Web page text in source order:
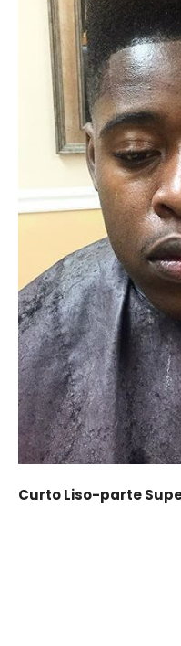
Curto Liso-parte